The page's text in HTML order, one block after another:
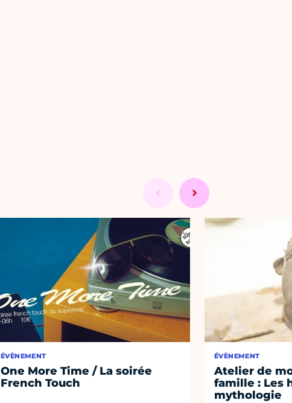
ÉVÈNEMENT
One More Time / La soirée
French Touch
ÉVÈNEMENT
Atelier de
famille : Les
mythologie